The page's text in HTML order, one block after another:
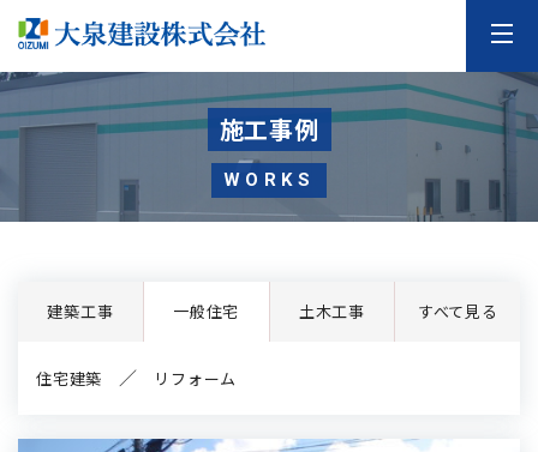
施工事例
WORKS
建築工事 一般住宅 土木工事 すべて見る
住宅建築 リフォーム